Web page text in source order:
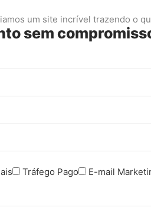
um site incrível trazendo o
sem
Tráfego Pago E-mail